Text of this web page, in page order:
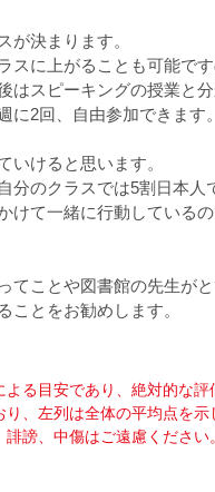
が決まります。
スに上がることも可能で
はスピーキングの授業と
2回、自由参加できます。
いけると思います。
のクラスでは5割日本人
けて一緒に行動している
ことや図書館の先生が
ことをお勧めします。
る目安であり、絶対的な
、左列は全体の平均点を示
謗、中傷はご遠慮ください。